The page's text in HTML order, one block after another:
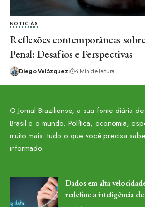
NOTICIAS
Reflexões contemporâneas
Penal: Desafios e Perspectivas
Diego Velázquez 4 Min de leitura
O Jornal Braziliense, a sua fonte diária
Brasil e o mundo. Política, economia,
muito mais: tudo o que você precisa
informado.
Dados em alta
redefine a inteligência de